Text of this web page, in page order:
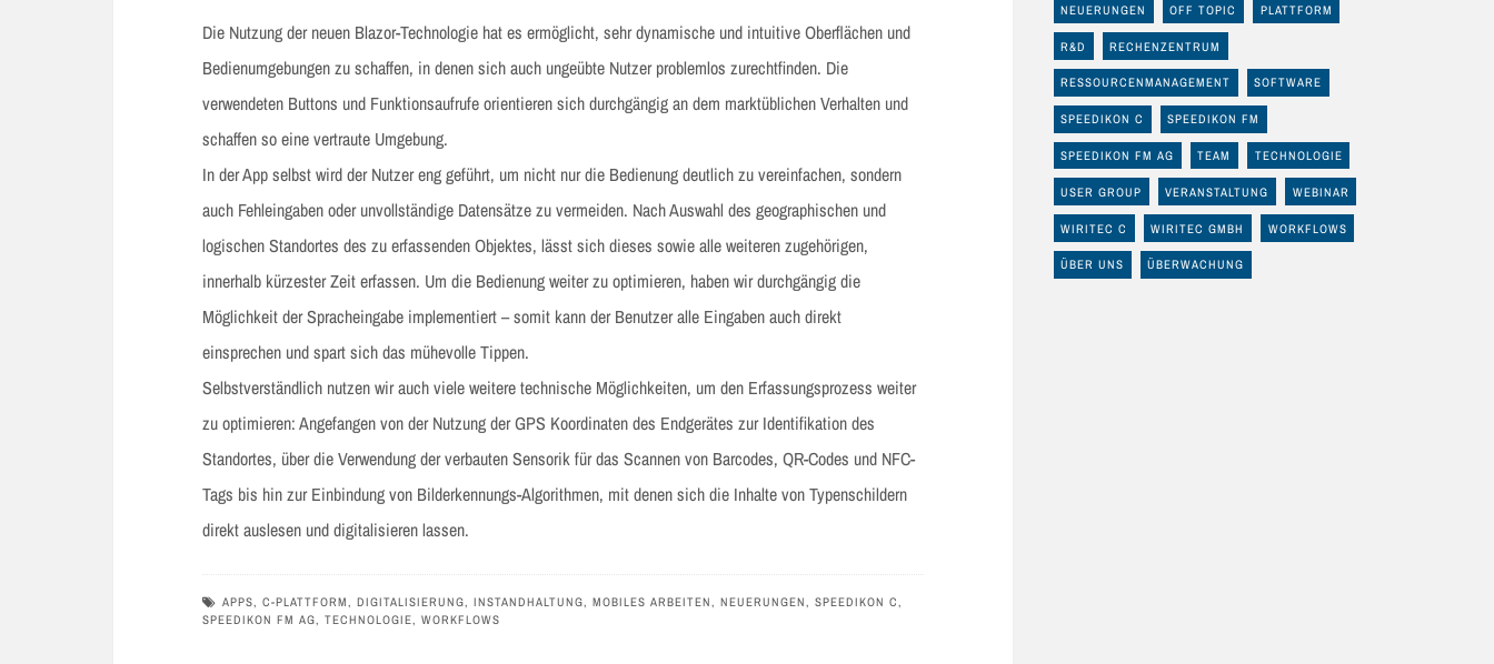
Die Nutzung der neuen Blazor-Technologie hat es ermöglicht, sehr dynamische und intuitive Oberflächen und
Bedienumgebungen zu schaffen, in denen sich auch ungeübte Nutzer problemlos zurechtfinden. Die
verwendeten Buttons und Funktionsaufrufe orientieren sich durchgängig an dem marktüblichen Verhalten und
schaffen so eine vertraute Umgebung.
In der App selbst wird der Nutzer eng geführt, um nicht nur die Bedienung deutlich zu vereinfachen, sondern
auch Fehleingaben oder unvollständige Datensätze zu vermeiden. Nach Auswahl des geographischen und
logischen Standortes des zu erfassenden Objektes, lässt sich dieses sowie alle weiteren zugehörigen,
innerhalb kürzester Zeit erfassen. Um die Bedienung weiter zu optimieren, haben wir durchgängig die
Möglichkeit der Spracheingabe implementiert – somit kann der Benutzer alle Eingaben auch direkt
einsprechen und spart sich das mühevolle Tippen.
Selbstverständlich nutzen wir auch viele weitere technische Möglichkeiten, um den Erfassungsprozess weiter
zu optimieren: Angefangen von der Nutzung der GPS Koordinaten des Endgerätes zur Identifikation des
Standortes, über die Verwendung der verbauten Sensorik für das Scannen von Barcodes, QR-Codes und NFC-
Tags bis hin zur Einbindung von Bilderkennungs-Algorithmen, mit denen sich die Inhalte von Typenschildern
direkt auslesen und digitalisieren lassen.
APPS, C-PLATTFORM, DIGITALISIERUNG, INSTANDHALTUNG, MOBILES ARBEITEN, NEUERUNGEN, SPEEDIKON C,
SPEEDIKON FM AG, TECHNOLOGIE, WORKFLOWS
NEUERUNGEN OFF TOPIC PLATTFORM
R&D RECHENZENTRUM
RESSOURCENMANAGEMENT SOFTWARE
SPEEDIKON C SPEEDIKON FM
SPEEDIKON FM AG TEAM TECHNOLOGIE
USER GROUP VERANSTALTUNG WEBINAR
WIRITEC C WIRITEC GMBH WORKFLOWS
ÜBER UNS ÜBERWACHUNG